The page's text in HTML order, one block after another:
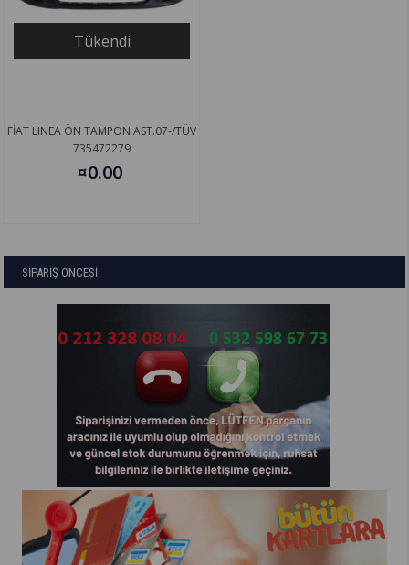
Tükendi
FİAT LINEA ÖN TAMPON AST.07-/TÜV
735472279
¤0.00
SİPARİŞ ÖNCESİ